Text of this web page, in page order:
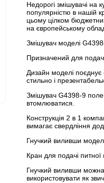
Недорогі змішувачі на
популярністю в нашій
цьому цілком
на європейському
Змішувач моделі
Призначений для
Дизайн моделі поєднує
стильно і
Змішувач G4398-9
втомлюватися.
Конструкція 2 в 1
вимагає свердління
Гнучкий виливши
Кран для подачі
Гнучкий виливши можна
використовувати як